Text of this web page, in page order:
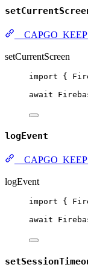
setCurrentScreen
import {
await
logEvent
logEvent
import {
await